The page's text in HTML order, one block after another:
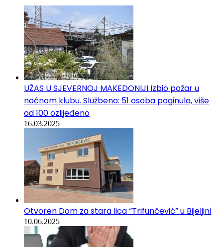
UŽAS U SJEVERNOJ MAKEDONIJI Izbio požar u
noćnom klubu. Službeno: 51 osoba poginula, više
od 100 ozlijeđeno
16.03.2025
Otvoren Dom za stara lica “Trifunčević” u Bijeljini
10.06.2025